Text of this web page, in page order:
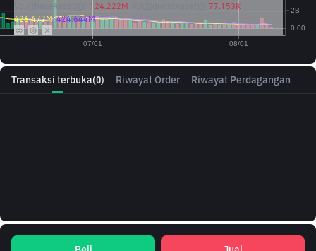
Transaksi terbuka(0) Riwayat Order Riwayat Perdagangan
Vol({{baseAsset}}): 124.222M
77.153K
426.473M 424.644M